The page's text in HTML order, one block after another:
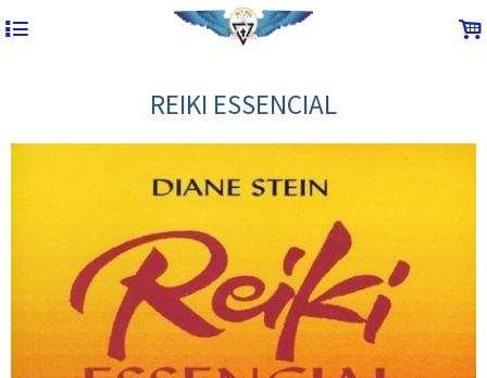
4 .
REIKI ESSENCIAL